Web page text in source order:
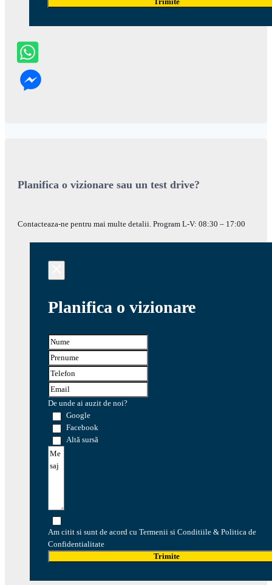
Planifica o vizionare sau un test drive?
Contacteaza-ne pentru mai multe detalii. Program L-V: 08:30 – 17:00
Planifica o vizionare
De unde ai auzit de noi?
Google
Facebook
Altă sursă
Am citit si sunt de acord cu Termenii si Conditiile & Politica de
Confidentialitate
Trimite